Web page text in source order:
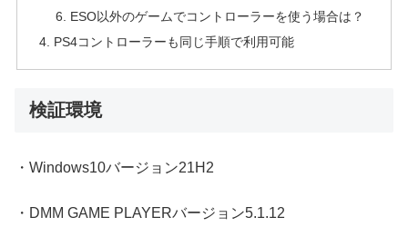
ESO以外のゲームでコントローラーを使う場合は？
PS4コントローラーも同じ手順で利用可能
検証環境
・Windows10バージョン21H2
・DMM GAME PLAYERバージョン5.1.12